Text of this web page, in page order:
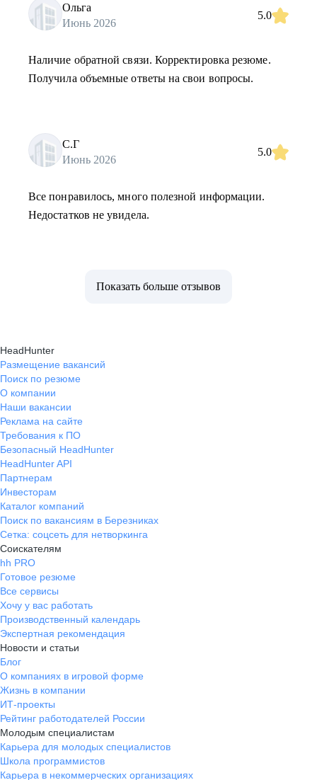
Ольга
Июнь 2026
5.0
Наличие обратной связи. Корректировка резюме.
Получила объемные ответы на свои вопросы.
С.Г
Июнь 2026
5.0
Все понравилось, много полезной информации.
Недостатков не увидела.
Показать больше отзывов
HeadHunter
Размещение вакансий
Поиск по резюме
О компании
Наши вакансии
Реклама на сайте
Требования к ПО
Безопасный HeadHunter
HeadHunter API
Партнерам
Инвесторам
Каталог компаний
Поиск по вакансиям в Березниках
Сетка: соцсеть для нетворкинга
Соискателям
hh PRO
Готовое резюме
Все сервисы
Хочу у вас работать
Производственный календарь
Экспертная рекомендация
Новости и статьи
Блог
О компаниях в игровой форме
Жизнь в компании
ИТ-проекты
Рейтинг работодателей России
Молодым специалистам
Карьера для молодых специалистов
Школа программистов
Карьера в некоммерческих организациях